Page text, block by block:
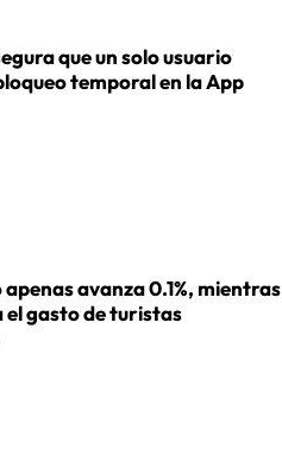
que un solo usuario
temporal en la App
avanza 0.1%, mientras
el gasto de turistas